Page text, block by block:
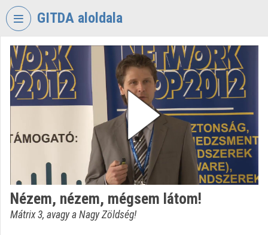
Skip header
GITDA aloldala
VIDEOTORIUM
GOVERNMENTAL
INFORMATION-
AGENCY
Organization home
Organization discovery
Nézem, nézem, mégsem látom!
Mátrix 3, avagy a Nagy Zöldség!